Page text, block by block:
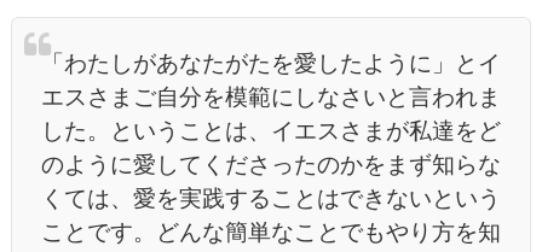
「わたしがあなたがたを愛したように」とイ
エスさまご自分を模範にしなさいと言われま
した。ということは、イエスさまが私達をど
のように愛してくださったのかをまず知らな
くては、愛を実践することはできないという
ことです。どんな簡単なことでもやり方を知